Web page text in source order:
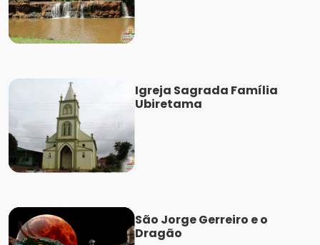
Igreja Sagrada Família
Ubiretama
São Jorge Gerreiro e o
Dragão